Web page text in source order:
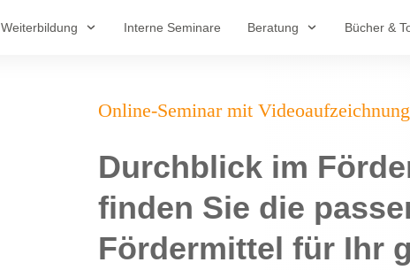
Weiterbildung Interne Seminare Beratung Bücher &
Online-Seminar mit Videoaufzeichnung
Durchblick im
finden Sie die
Fördermittel für Ihr